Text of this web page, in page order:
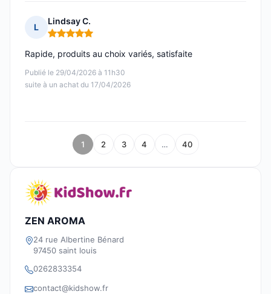
L
Lindsay C.
Note : 5 sur 5
Publié le 29/04/2026 à 11h30
suite à un achat du 17/04/2026
Rapide, produits au choix variés, satisfaite
1 2 3 4 … 40
ZEN AROMA
24 rue Albertine Bénard
97450 saint louis
0262833354
contact@kidshow.fr